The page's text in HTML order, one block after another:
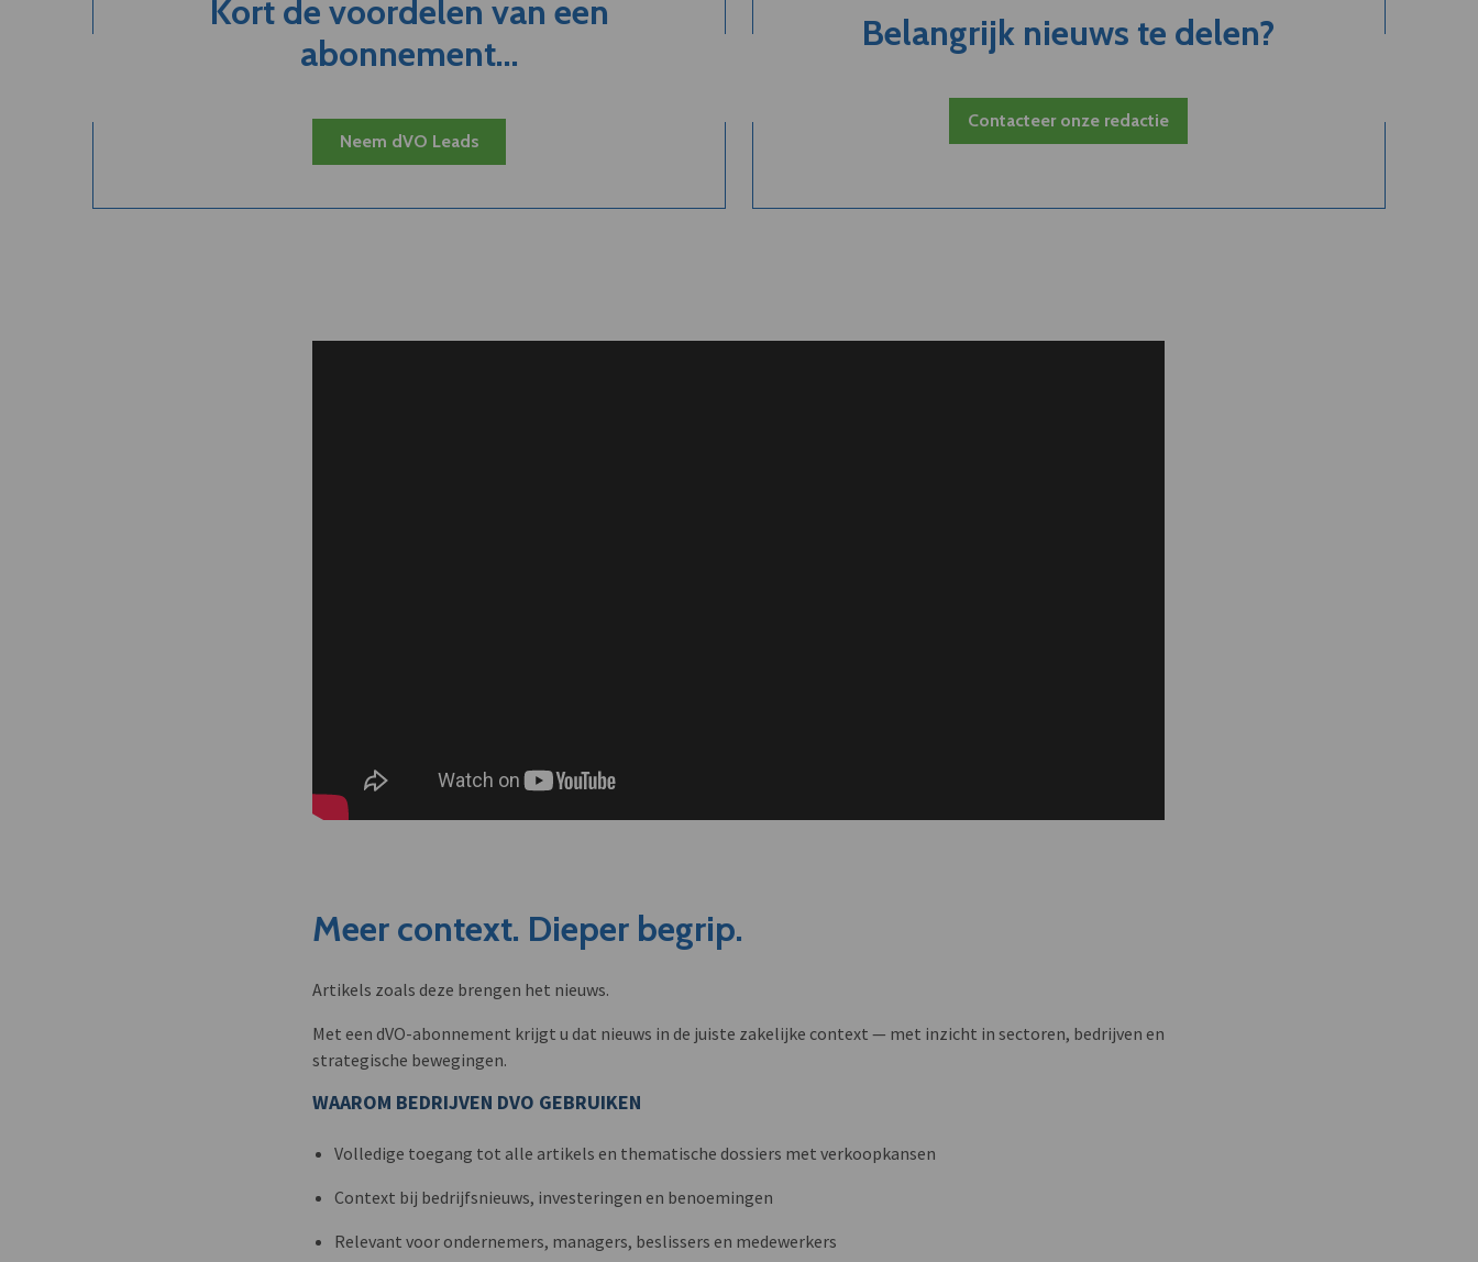
Kort de voordelen van een
abonnement...
Neem dVO Leads
Belangrijk nieuws te delen?
Contacteer onze redactie
Meer context. Dieper begrip.
Artikels zoals deze brengen het nieuws.
Met een dVO-abonnement krijgt u dat nieuws in de juiste zakelijke context — met inzicht in sectoren, bedrijven en
strategische bewegingen.
WAAROM BEDRIJVEN DVO GEBRUIKEN
Volledige toegang tot alle artikels en thematische dossiers met verkoopkansen
Context bij bedrijfsnieuws, investeringen en benoemingen
Relevant voor ondernemers, managers, beslissers en medewerkers